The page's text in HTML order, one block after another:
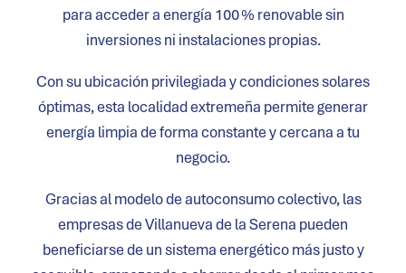
para acceder a energía 100 % renovable sin
inversiones ni instalaciones propias.
Con su ubicación privilegiada y condiciones solares
óptimas, esta localidad extremeña permite generar
energía limpia de forma constante y cercana a tu
negocio.
Gracias al modelo de autoconsumo colectivo, las
empresas deVillanueva de la Serena pueden
beneficiarse de un sistema energético más justo y